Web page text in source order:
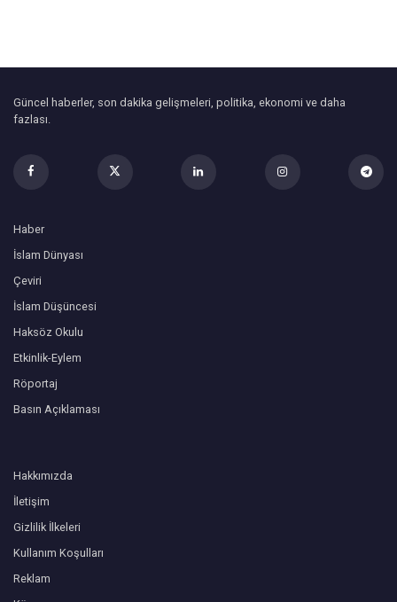
Güncel haberler, son dakika gelişmeleri, politika, ekonomi ve daha
fazlası.
Haber
İslam Dünyası
Çeviri
İslam Düşüncesi
Haksöz Okulu
Etkinlik-Eylem
Röportaj
Basın Açıklaması
Hakkımızda
İletişim
Gizlilik İlkeleri
Kullanım Koşulları
Reklam